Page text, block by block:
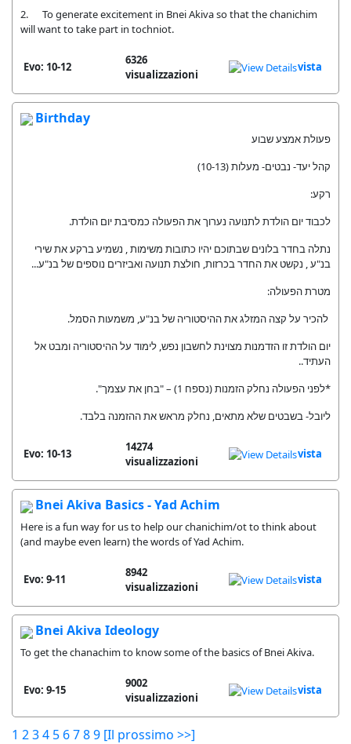
2. To generate excitement in Bnei Akiva so that the chanichim
will want to take part in tochniot.
Evo: 10-12
6326
visualizzazioni
vista
Birthday
פעולת אמצע שבוע
קהל יעד- נבטים- מעלות (10-13)
רקע:
לכבוד יום הולדת לתנועה נערוך את הפעולה כמסיבת יום הולדת.
נתלה בחדר בלונים שבתוכם יהיו כתובות משימות , נשמיע ברקע את שירי
בנ"ע , נקשט את החדר בכרזות, חולצת תנועה ואביזרים נוספים של בנ"ע...
מטרת הפעולה:
להכיר על קצה המזלג את ההיסטוריה של בנ"ע, משמעות הסמל.
יום הולדת זו הזדמנות מצוינת לחשבון נפש, לימוד על ההיסטוריה ומבט אל
העתיד..
*לפני הפעולה נחלק הזמנות (נספח 1) – "בחן את עצמך".
ליובל- בשבטים שלא מתאים, נחלק מראש את ההזמנה בלבד.
Evo: 10-13
14274
visualizzazioni
vista
Bnei Akiva Basics - Yad Achim
Here is a fun way for us to help our chanichim/ot to think about
(and maybe even learn) the words of Yad Achim.
Evo: 9-11
8942
visualizzazioni
vista
Bnei Akiva Ideology
To get the chanachim to know some of the basics of Bnei Akiva.
Evo: 9-15
9002
visualizzazioni
vista
1 234 5 6789 [Il prossimo >>]